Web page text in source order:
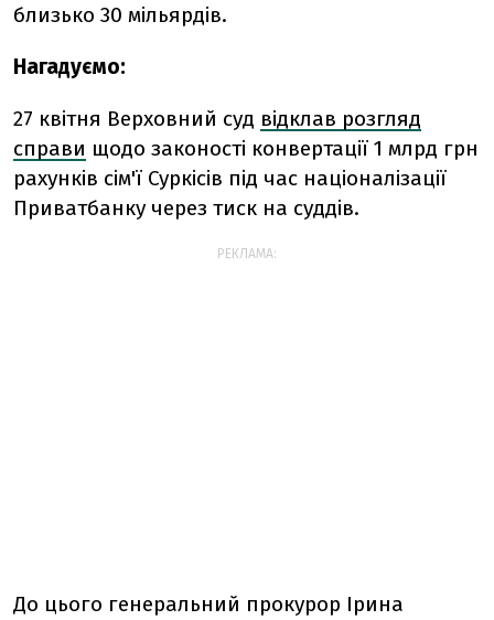
близько 30 мільярдів.
Нагадуємо:
27 квітня Верховний суд відклав розгляд
справи щодо законості конвертації 1 млрд грн
рахунків сім'ї Суркісів під час націоналізації
Приватбанку через тиск на суддів.
РЕКЛАМА:
До цього генеральний прокурор Ірина